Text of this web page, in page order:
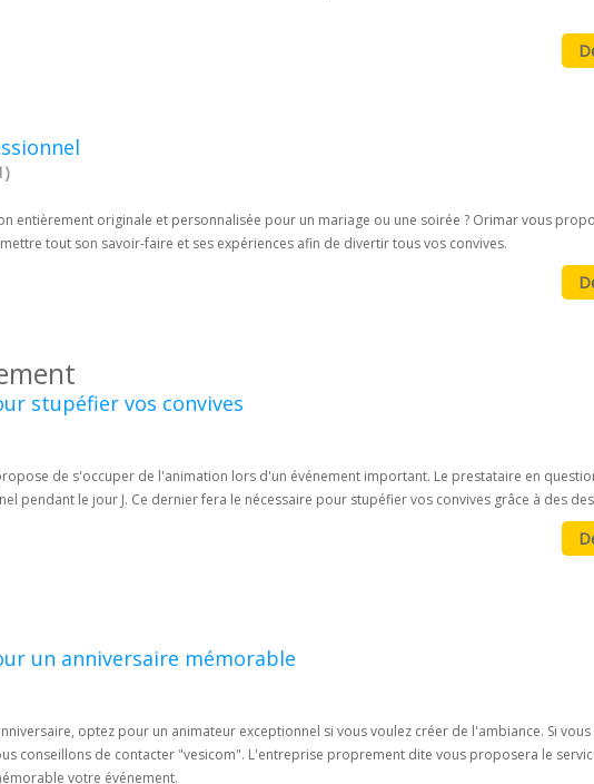
entièrement originale et personnalisée pour un mariage ou une soirée ? Orimar vous
tout son savoir-faire et ses expériences afin de divertir tous vos convives.
stupéfier vos convives
de s'occuper de l'animation lors d'un événement important. Le prestataire en
pendant le jour J. Ce dernier fera le nécessaire pour stupéfier vos convives grâce à des
un anniversaire mémorable
optez pour un animateur exceptionnel si vous voulez créer de l'ambiance. Si vous
conseillons de contacter "vesicom". L'entreprise proprement dite vous proposera le
votre événement.